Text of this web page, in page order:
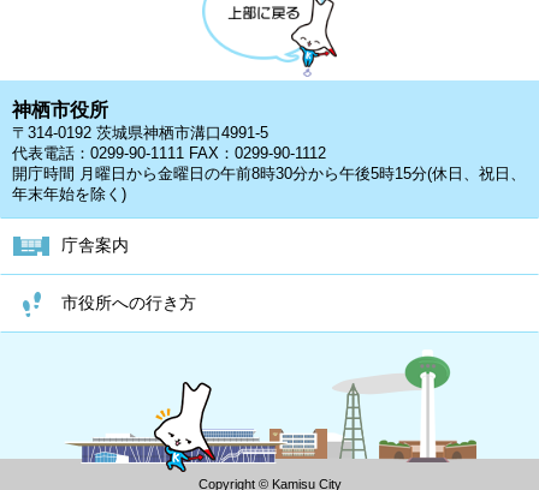
神栖市役所
〒314-0192 茨城県神栖市溝口4991-5
代表電話：0299-90-1111 FAX：0299-90-1112
開庁時間 月曜日から金曜日の午前8時30分から午後5時15分(休日、祝日、
年末年始を除く)
庁舎案内
市役所への行き方
Copyright © Kamisu City